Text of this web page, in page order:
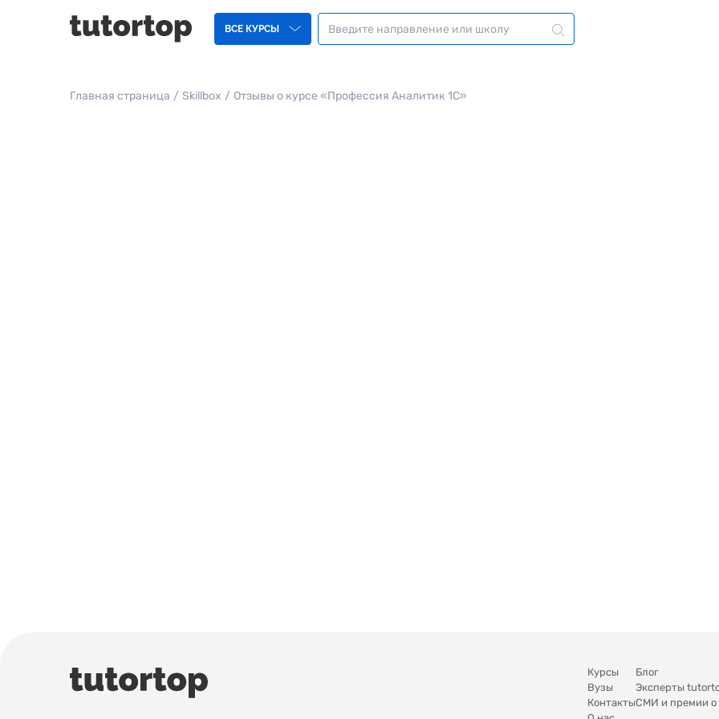
ВСЕ КУРСЫ
Главная страница / Skillbox / Отзывы о курсе «Профессия Аналитик 1C»
Курсы
Вузы
Контакты
Блог
Эксперты
СМИ и премии о